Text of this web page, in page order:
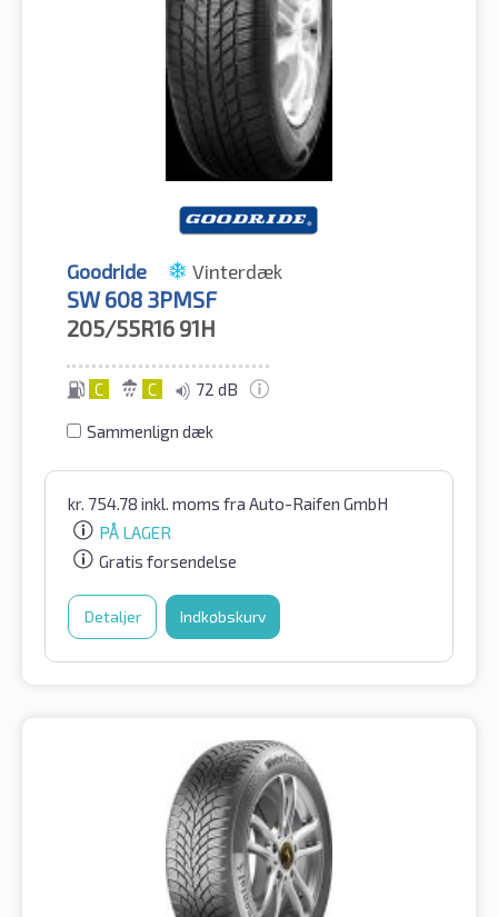
Goodride Vinterdæk
SW 608 3PMSF
205/55R16 91H
C C 72 dB
Sammenlign dæk
kr. 754.78 inkl. moms fra Auto-Raifen GmbH
PÅ LAGER
Gratis forsendelse
Detaljer Indkøbskurv